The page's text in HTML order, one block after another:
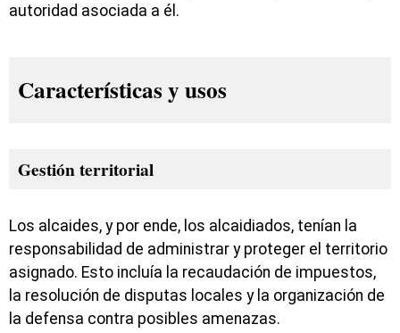
autoridad asociada a él.
Características y usos
Gestión territorial
Los alcaides, y por ende, los alcaidiados, tenían la
responsabilidad de administrar y proteger el territorio
asignado. Esto incluía la recaudación de impuestos,
la resolución de disputas locales y la organización de
la defensa contra posibles amenazas.